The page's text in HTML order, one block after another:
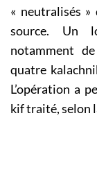
« neutralisés
source. Un
notamment
quatre
L’opération a
kif traité, selon